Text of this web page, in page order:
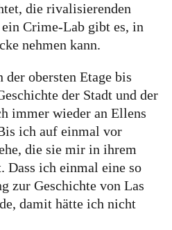
die rivalisierenden
Crime-Lab gibt es, in
nehmen kann.
obersten Etage bis
der Stadt und der
immer wieder an Ellens
ich auf einmal vor
die sie mir in ihrem
Dass ich einmal eine so
zur Geschichte von Las
damit hätte ich nicht